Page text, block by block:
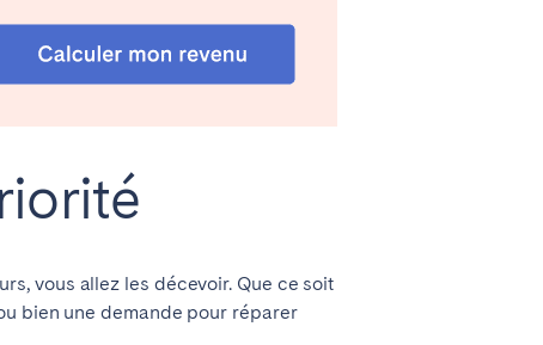
vous allez les décevoir. Que ce soit
bien une demande pour réparer